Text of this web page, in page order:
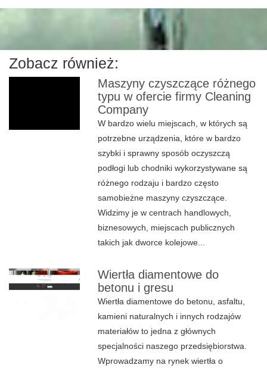
Zobacz również:
Maszyny czyszczące różnego
typu w ofercie firmy Cleaning
Company
W bardzo wielu miejscach, w których są
potrzebne urządzenia, które w bardzo
szybki i sprawny sposób oczyszczą
podłogi lub chodniki wykorzystywane są
różnego rodzaju i bardzo często
samobieżne maszyny czyszczące.
Widzimy je w centrach handlowych,
biznesowych, miejscach publicznych
takich jak dworce kolejowe...
Wiertła diamentowe do
betonu i gresu
Wiertła diamentowe do betonu, asfaltu,
kamieni naturalnych i innych rodzajów
materiałów to jedna z głównych
specjalności naszego przedsiębiorstwa.
Wprowadzamy na rynek wiertła o